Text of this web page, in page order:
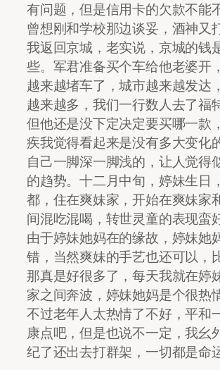
有问题，但是信用卡的欠款不能
曾想刚和学校那边谈妥，酒神又
我返回京城，老实说，京城的钱
些。军君准备买个车给他老婆开
越来越堵车了，城市越来越发达
越来越多，我们一行数人去了福
但他还是没下定决定要买哪一款
疾我觉得看起来是没有多大变化
自己一脚深一脚浅的，让人觉得
的趋势。十二月中旬，婷妹生日
都，住在爽妹家，开始在爽妹家
间混吃混喝，转世灵童的表现蛮
由于婷妹她妈在的缘故，婷妹她
错，当然爽妹的手艺也还可以，
那真是好很多了，每天我就在婷
家之间奔波，婷妹她妈是个很热
不过老年人太热情了不好，平和
康点吧，但是也说不一定，我幺
纪了还出去打群架，一切都是命运